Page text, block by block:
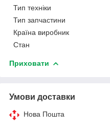
Тип техніки
Тип запчастини
Країна виробник
Стан
Приховати
Умови доставки
Нова Пошта